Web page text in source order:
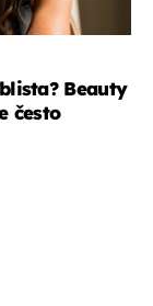
Beauty
često